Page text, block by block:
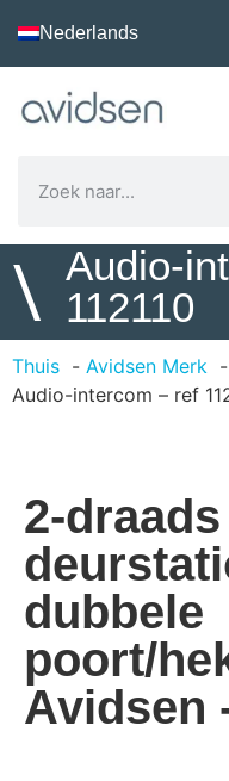
Nederlands
\ Audio-
112110
Thuis Avidsen Merk
Audio-intercom – ref
2-
dubbele
poort/
Avidsen